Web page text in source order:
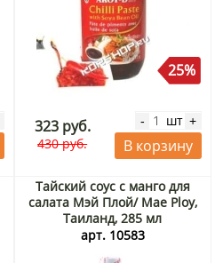
25%
323 руб.
430 руб.
- шт +
В корзину
Тайский соус с манго для
салата Мэй Плой/ Mae Ploy,
Таиланд, 285 мл
арт. 10583